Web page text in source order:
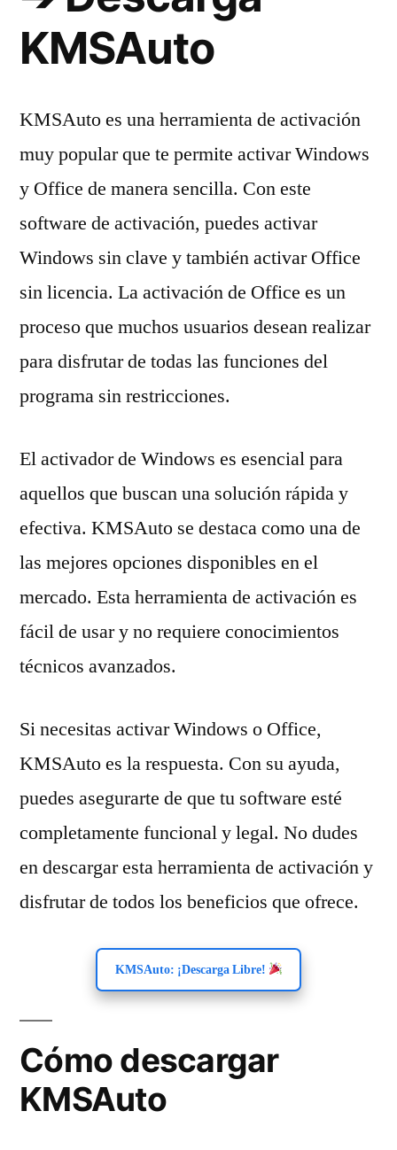
KMSAuto
KMSAuto es una herramienta de activación
muy popular que te permite activar Windows
y Office de manera sencilla. Con este
software de activación, puedes activar
Windows sin clave y también activar Office
sin licencia. La activación de Office es un
proceso que muchos usuarios desean realizar
para disfrutar de todas las funciones del
programa sin restricciones.
El activador de Windows es esencial para
aquellos que buscan una solución rápida y
efectiva. KMSAuto se destaca como una de
las mejores opciones disponibles en el
mercado. Esta herramienta de activación es
fácil de usar y no requiere conocimientos
técnicos avanzados.
Si necesitas activar Windows o Office,
KMSAuto es la respuesta. Con su ayuda,
puedes asegurarte de que tu software esté
completamente funcional y legal. No dudes
en descargar esta herramienta de activación y
disfrutar de todos los beneficios que ofrece.
KMSAuto: ¡Descarga Libre!
Cómo descargar
KMSAuto